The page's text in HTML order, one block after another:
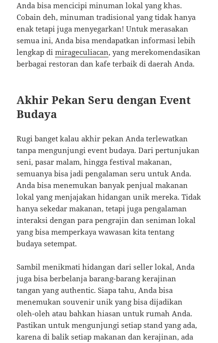
Anda bisa mencicipi minuman lokal yang khas.
Cobain deh, minuman tradisional yang tidak hanya
enak tetapi juga menyegarkan! Untuk merasakan
semua ini, Anda bisa mendapatkan informasi lebih
lengkap dimirageculiacan, yang merekomendasikan
berbagai restoran dan kafe terbaik di daerah Anda.
Akhir Pekan Seru dengan Event
Budaya
Rugi banget kalau akhir pekan Anda terlewatkan
tanpa mengunjungi event budaya. Dari pertunjukan
seni, pasar malam, hingga festival makanan,
semuanya bisa jadi pengalaman seru untuk Anda.
Anda bisa menemukan banyak penjual makanan
lokal yang menjajakan hidangan unik mereka. Tidak
hanya sekedar makanan, tetapi juga pengalaman
interaksi dengan para pengrajin dan seniman lokal
yang bisa memperkaya wawasan kita tentang
budaya setempat.
Sambil menikmati hidangan dari seller lokal, Anda
juga bisa berbelanja barang-barang kerajinan
tangan yang authentic. Siapa tahu, Anda bisa
menemukan souvenir unik yang bisa dijadikan
oleh-oleh atau bahkan hiasan untuk rumah Anda.
Pastikan untuk mengunjungi setiap stand yang ada,
karena di balik setiap makanan dan kerajinan, ada